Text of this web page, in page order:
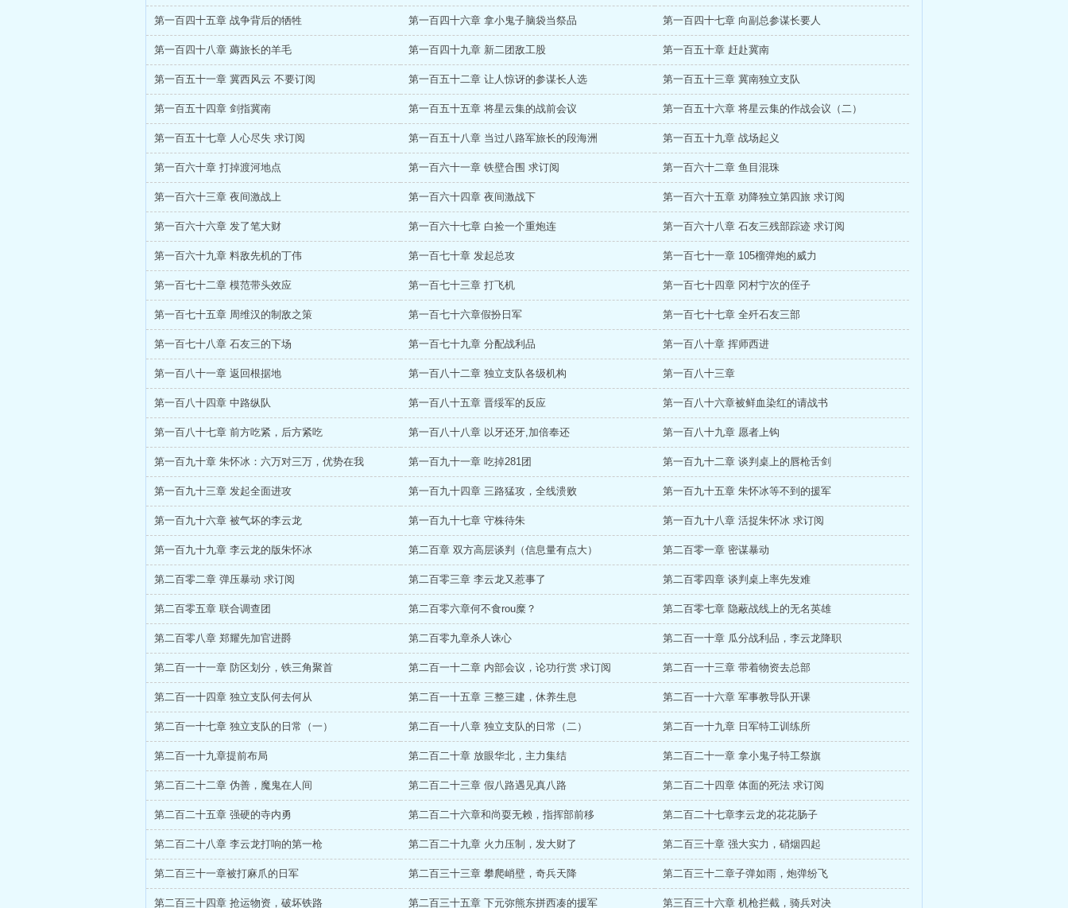
第一百四十五章 战争背后的牺牲 第一百四十六章 拿小鬼子脑袋当祭品 第一百四十七章 向副总参谋长要人
第一百四十八章 薅旅长的羊毛 第一百四十九章 新二团敌工股 第一百五十章 赶赴冀南
第一百五十一章 冀西风云 不要订阅 第一百五十二章 让人惊讶的参谋长人选 第一百五十三章 冀南独立支队
第一百五十四章 剑指冀南 第一百五十五章 将星云集的战前会议 第一百五十六章 将星云集的作战会议（二）
第一百五十七章 人心尽失 求订阅 第一百五十八章 当过八路军旅长的段海洲 第一百五十九章 战场起义
第一百六十章 打掉渡河地点 第一百六十一章 铁壁合围 求订阅 第一百六十二章 鱼目混珠
第一百六十三章 夜间激战上 第一百六十四章 夜间激战下 第一百六十五章 劝降独立第四旅 求订阅
第一百六十六章 发了笔大财 第一百六十七章 白捡一个重炮连 第一百六十八章 石友三残部踪迹 求订阅
第一百六十九章 料敌先机的丁伟 第一百七十章 发起总攻 第一百七十一章 105榴弹炮的威力
第一百七十二章 模范带头效应 第一百七十三章 打飞机 第一百七十四章 冈村宁次的侄子
第一百七十五章 周维汉的制敌之策 第一百七十六章假扮日军 第一百七十七章 全歼石友三部
第一百七十八章 石友三的下场 第一百七十九章 分配战利品 第一百八十章 挥师西进
第一百八十一章 返回根据地 第一百八十二章 独立支队各级机构 第一百八十三章
第一百八十四章 中路纵队 第一百八十五章 晋绥军的反应 第一百八十六章被鲜血染红的请战书
第一百八十七章 前方吃紧，后方紧吃 第一百八十八章 以牙还牙,加倍奉还 第一百八十九章 愿者上钩
第一百九十章 朱怀冰：六万对三万，优势在我 第一百九十一章 吃掉281团 第一百九十二章 谈判桌上的唇枪舌剑
第一百九十三章 发起全面进攻 第一百九十四章 三路猛攻，全线溃败 第一百九十五章 朱怀冰等不到的援军
第一百九十六章 被气坏的李云龙 第一百九十七章 守株待朱 第一百九十八章 活捉朱怀冰 求订阅
第一百九十九章 李云龙的版朱怀冰 第二百章 双方高层谈判（信息量有点大） 第二百零一章 密谋暴动
第二百零二章 弹压暴动 求订阅 第二百零三章 李云龙又惹事了 第二百零四章 谈判桌上率先发难
第二百零五章 联合调查团 第二百零六章何不食rou糜？ 第二百零七章 隐蔽战线上的无名英雄
第二百零八章 郑耀先加官进爵 第二百零九章杀人诛心 第二百一十章 瓜分战利品，李云龙降职
第二百一十一章 防区划分，铁三角聚首 第二百一十二章 内部会议，论功行赏 求订阅 第二百一十三章 带着物资去总部
第二百一十四章 独立支队何去何从 第二百一十五章 三整三建，休养生息 第二百一十六章 军事教导队开课
第二百一十七章 独立支队的日常（一） 第二百一十八章 独立支队的日常（二） 第二百一十九章 日军特工训练所
第二百一十九章提前布局 第二百二十章 放眼华北，主力集结 第二百二十一章 拿小鬼子特工祭旗
第二百二十二章 伪善，魔鬼在人间 第二百二十三章 假八路遇见真八路 第二百二十四章 体面的死法 求订阅
第二百二十五章 强硬的寺内勇 第二百二十六章和尚耍无赖，指挥部前移 第二百二十七章李云龙的花花肠子
第二百二十八章 李云龙打响的第一枪 第二百二十九章 火力压制，发大财了 第二百三十章 强大实力，硝烟四起
第二百三十一章被打麻爪的日军 第二百三十三章 攀爬峭壁，奇兵天降 第二百三十二章子弹如雨，炮弹纷飞
第二百三十四章 抢运物资，破坏铁路 第二百三十五章 下元弥熊东拼西凑的援军 第三百三十六章 机枪拦截，骑兵对决